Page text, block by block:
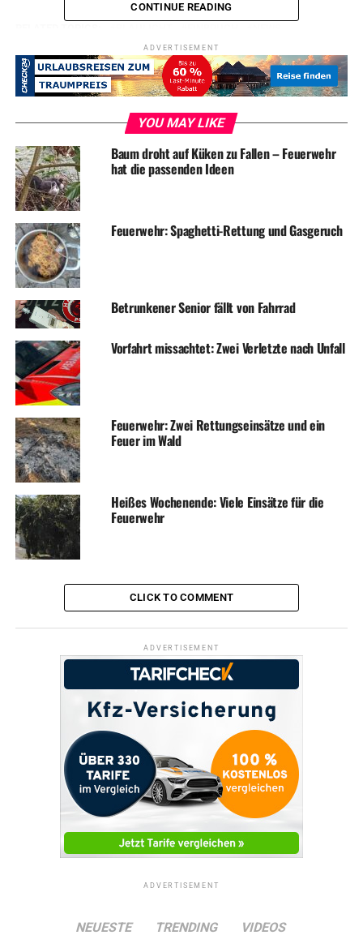
UP NEXT
Alt-Wetter: Feuerwehr löscht brennendes Dachgeschoss
Weihnachtsgrüße aus dem Rathaus
CONTINUE READING
ADVERTISEMENT
YOU MAY LIKE
Baum droht auf Küken zu Fallen – Feuerwehr
hat die passenden Ideen
Feuerwehr: Spaghetti-Rettung und Gasgeruch
Betrunkener Senior fällt von Fahrrad
Vorfahrt missachtet: Zwei Verletzte nach Unfall
Feuerwehr: Zwei Rettungseinsätze und ein
Feuer im Wald
Heißes Wochenende: Viele Einsätze für die
Feuerwehr
CLICK TO COMMENT
ADVERTISEMENT
ADVERTISEMENT
NEUESTE TRENDING VIDEOS